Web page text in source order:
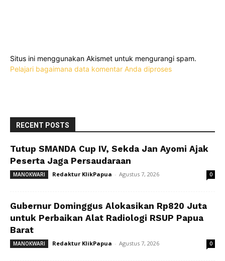
Situs ini menggunakan Akismet untuk mengurangi spam.
Pelajari bagaimana data komentar Anda diproses
RECENT POSTS
Tutup SMANDA Cup IV, Sekda Jan Ayomi Ajak
Peserta Jaga Persaudaraan
MANOKWARI Redaktur KlikPapua - Agustus 7, 2026 0
Gubernur Dominggus Alokasikan Rp820 Juta
untuk Perbaikan Alat Radiologi RSUP Papua
Barat
MANOKWARI Redaktur KlikPapua - Agustus 7, 2026 0